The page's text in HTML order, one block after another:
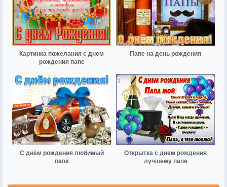
Картинка пожелания с днем
рождения папе
Папе на день рождения
С днём рождения любимый
папа
Открытка с днем рождения
лучшему папе